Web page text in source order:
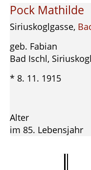
Pock Mathilde
Siriuskoglgasse,
geb. Fabian
Bad Ischl,
* 8. 11.
Alter
im 85. Lebensjahr